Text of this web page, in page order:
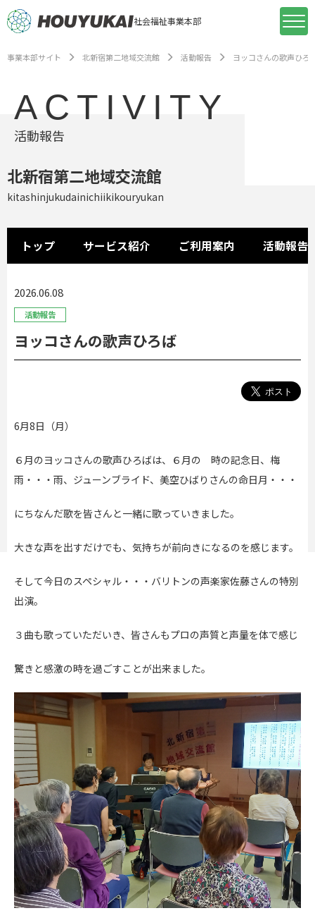
社会福祉事業本部
事業本部サイト 北新宿第二地域交流館 活動報告 ヨッコさんの歌声ひろ
ACTIVITY
活動報告
北新宿第二地域交流館
kitashinjukudainichiikikouryukan
トップ サービス紹介 ご利用案内 活動報告
2026.06.08
活動報告
ヨッコさんの歌声ひろば
6月8日（月）
６月のヨッコさんの歌声ひろばは、６月の 時の記念日、梅
雨・・・雨、ジューンブライド、美空ひばりさんの命日月・・・
にちなんだ歌を皆さんと一緒に歌っていきました。
大きな声を出すだけでも、気持ちが前向きになるのを感じます。
そして今日のスペシャル・・・バリトンの声楽家佐藤さんの特別
出演。
３曲も歌っていただいき、皆さんもプロの声質と声量を体で感じ
驚きと感激の時を過ごすことが出来ました。